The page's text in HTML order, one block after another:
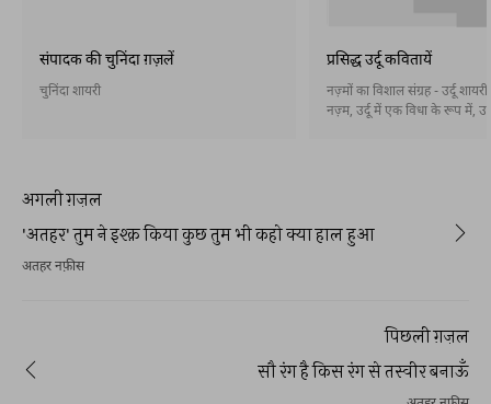
संपादक की चुनिंदा ग़ज़लें
चुनिंदा शायरी
प्रसिद्ध उर्दू कवितायें
नज़्मों का विशाल संग्रह - उर्दू
नज़्म, उर्दू में एक विधा के रूप में,
अगली ग़ज़ल
'अतहर' तुम ने इश्क़ किया कुछ तुम भी कहो क्या हाल हुआ
अतहर नफ़ीस
पिछली ग़ज़ल
सौ रंग है किस रंग से तस्वीर बनाऊँ